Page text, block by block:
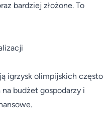
bardziej złożone. To
igrzysk olimpijskich często
budżet gospodarzy i